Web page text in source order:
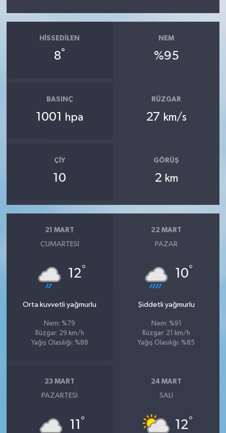
HISSEDILEN
8°
NEM
%95
BASINÇ
1001 hpa
RÜZGAR
27 km/s
ÇIY
10
GÖRÜŞ
2 km
21 MART
CUMARTESI
12°
Orta kuvvetli yağmurlu
Nem: %79
Rüzgar: 29 km/h
Yağış Olasılığı: %88
22 MART
PAZAR
10°
Şiddetli yağmurlu
Nem: %91
Rüzgar: 21 km/h
Yağış Olasılığı: %85
23 MART
PAZARTESI
11 °
24 MART
SALI
12°